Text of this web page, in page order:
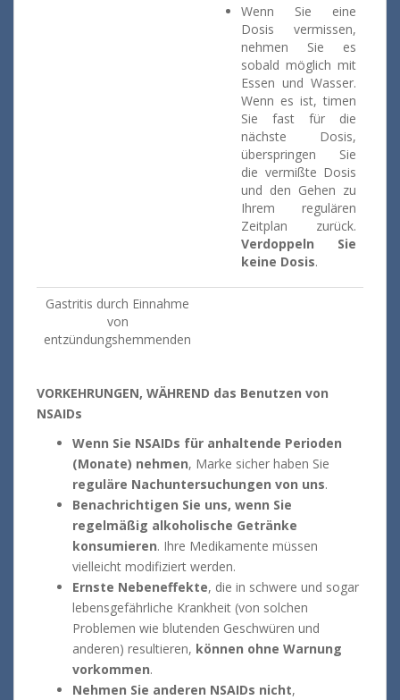
Wenn Sie eine
Dosis vermissen,
nehmen Sie es
sobald möglich mit
Essen und Wasser.
Wenn es ist, timen
Sie fast für die
nächste Dosis,
überspringen Sie
die vermißte Dosis
und den Gehen zu
Ihrem regulären
Zeitplan zurück.
Verdoppeln Sie
keine Dosis.
Gastritis durch Einnahme
von
entzündungshemmenden
VORKEHRUNGEN, WÄHREND das Benutzen von
NSAIDs
Wenn Sie NSAIDs für anhaltende Perioden
(Monate) nehmen, Marke sicher haben Sie
reguläre Nachuntersuchungen von uns.
Benachrichtigen Sie uns, wenn Sie
regelmäßig alkoholische Getränke
konsumieren. Ihre Medikamente müssen
vielleicht modifiziert werden.
Ernste Nebeneffekte, die in schwere und sogar
lebensgefährliche Krankheit (von solchen
Problemen wie blutenden Geschwüren und
anderen) resultieren, können ohne Warnung
vorkommen.
Nehmen Sie anderen NSAIDs nicht,